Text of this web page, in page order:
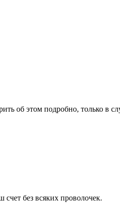
об этом подробно, только в
счет без всяких проволочек.